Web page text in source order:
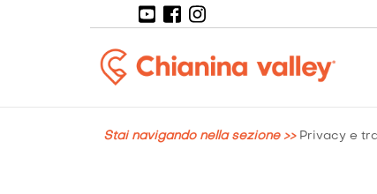
Main
navigation
Stai navigando nella sezione >> Privacy e